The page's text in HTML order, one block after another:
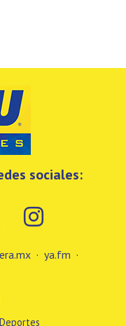
sociales:
· ya.fm ·